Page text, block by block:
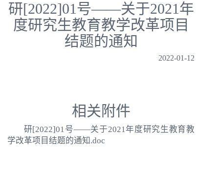
研[2022]01号——关于2021年
度研究生教育教学改革项目
结题的通知
2022-01-12
相关附件
研[2022]01号——关于2021年度研究生教育教
学改革项目结题的通知.doc